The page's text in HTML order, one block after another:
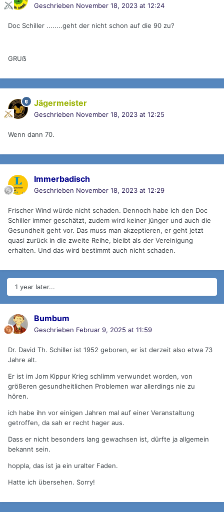
Geschrieben November 18, 2023 at 12:24
Doc Schiller ........geht der nicht schon auf die 90 zu?
GRUẞ
Jägermeister
Geschrieben November 18, 2023 at 12:25
Wenn dann 70.
Immerbadisch
Geschrieben November 18, 2023 at 12:29
Frischer Wind würde nicht schaden. Dennoch habe ich den Doc
Schiller immer geschätzt, zudem wird keiner jünger und auch die
Gesundheit geht vor. Das muss man akzeptieren, er geht jetzt
quasi zurück in die zweite Reihe, bleibt als der Vereinigung
erhalten. Und das wird bestimmt auch nicht schaden.
1 year later...
Bumbum
Geschrieben Februar 9, 2025 at 11:59
Dr. David Th. Schiller ist 1952 geboren, er ist derzeit also etwa 73
Jahre alt.
Er ist im Jom Kippur Krieg schlimm verwundet worden, von
größeren gesundheitlichen Problemen war allerdings nie zu
hören.
ich habe ihn vor einigen Jahren mal auf einer Veranstaltung
getroffen, da sah er recht hager aus.
Dass er nicht besonders lang gewachsen ist, dürfte ja allgemein
bekannt sein.
hoppla, das ist ja ein uralter Faden.
Hatte ich übersehen. Sorry!